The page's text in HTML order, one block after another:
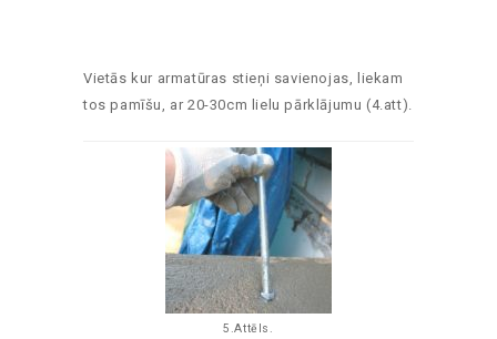
Vietās kur armatūras stieņi savienojas, liekam
tos pamīšu, ar 20-30cm lielu pārklājumu (4.att).
5.Attēls.